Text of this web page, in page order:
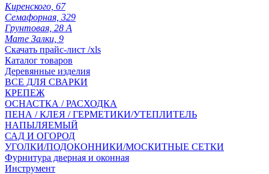
Киренского, 67
Семафорная, 329
Грунтовая, 28 А
Мате Залки, 9
Скачать прайс-лист /xls
Каталог товаров
Деревянные изделия
ВСЕ ДЛЯ СВАРКИ
КРЕПЕЖ
ОСНАСТКА / РАСХОДКА
ПЕНА / КЛЕЯ / ГЕРМЕТИКИ/УТЕПЛИТЕЛЬ
НАПЫЛЯЕМЫЙ
САД И ОГОРОД
УГОЛКИ/ПОДОКОННИКИ/МОСКИТНЫЕ СЕТКИ
Фурнитура дверная и оконная
Инструмент